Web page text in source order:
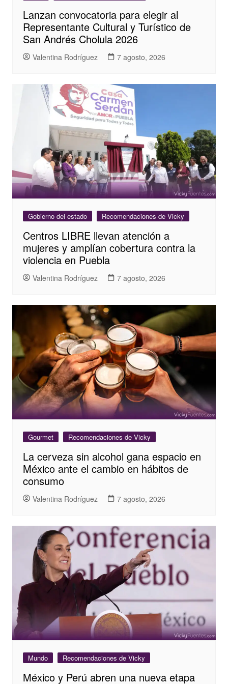
Lanzan convocatoria para elegir al
Representante Cultural y Turístico de
San Andrés Cholula 2026
Valentina Rodríguez 7 agosto, 2026
Gobierno del estado Recomendaciones de Vicky
Centros LIBRE llevan atención a
mujeres y amplían cobertura contra la
violencia en Puebla
Valentina Rodríguez 7 agosto, 2026
Gourmet Recomendaciones de Vicky
La cerveza sin alcohol gana espacio en
México ante el cambio en hábitos de
consumo
Valentina Rodríguez 7 agosto, 2026
Mundo Recomendaciones de Vicky
México y Perú abren una nueva etapa